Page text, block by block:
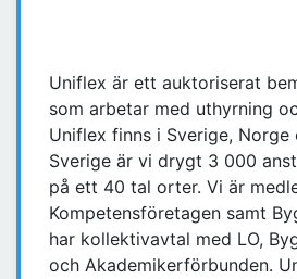
Uniflex är ett auktoriserat
som arbetar med uthyrning
Uniflex finns i Sverige, Norge
Sverige är vi drygt 3 000
på ett 40 tal orter. Vi är
Kompetensföretagen samt
har kollektivavtal med LO,
och Akademikerförbunden.